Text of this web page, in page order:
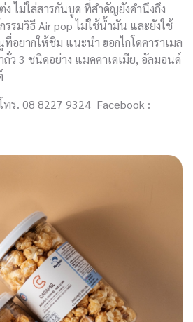
ไม่ใส่สารกันบูด ที่สำคัญยังคำนึงถึง
รรมวิธี Air pop ไม่ใช้น้ำมัน และยังใช้
อยากให้ชิม แนะนำ ฮอกไกโดคาราเมล
ว 3 ชนิดอย่าง แมคคาเดเมีย, อัลมอนด์
ร. 08 8227 9324 Facebook :